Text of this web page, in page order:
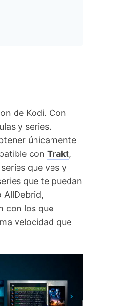
de Kodi. Con
y series.
únicamente
con Trakt,
que ves y
que te puedan
AllDebrid,
con los que
velocidad que